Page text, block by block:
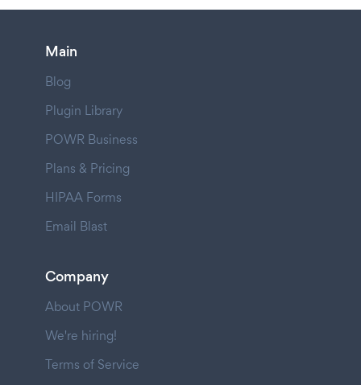
Main
Blog
Plugin Library
POWR Business
Plans & Pricing
HIPAA Forms
Email Blast
Company
About POWR
We're hiring!
Terms of Service